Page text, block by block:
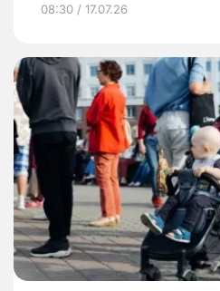
08:30 / 17.07.26